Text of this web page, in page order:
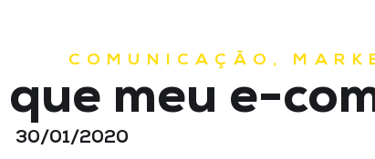
COMUNICAÇÃO ,
que meu e-
30/01/2020